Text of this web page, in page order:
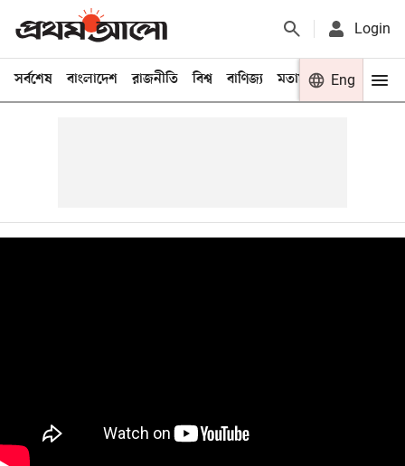
Login
সর্বশেষ বাংলাদেশ রাজনীতি বিশ্ব বাণিজ্য মতামত খেলা
Eng